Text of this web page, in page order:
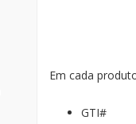
Em cada
GTI#